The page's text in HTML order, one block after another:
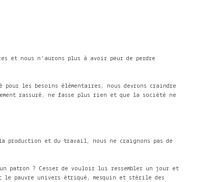
et nous n'aurons plus à avoir peur de perdre
les besoins élémentaires, nous devrons craindre
rassuré, ne fasse plus rien et que la société ne
production et du travail, nous ne craignons pas de
un patron ? Cesser de vouloir lui ressembler un jour et
le pauvre univers étriqué, mesquin et stérile des